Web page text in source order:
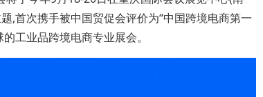
,首次携手被中国贸促会评价为“中国跨境电商第一
工业品跨境电商专业展会。